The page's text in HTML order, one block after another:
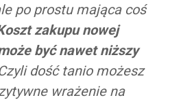
po prostu mająca coś
zakupu nowej
być nawet niższy
dość tanio możesz
wrażenie na